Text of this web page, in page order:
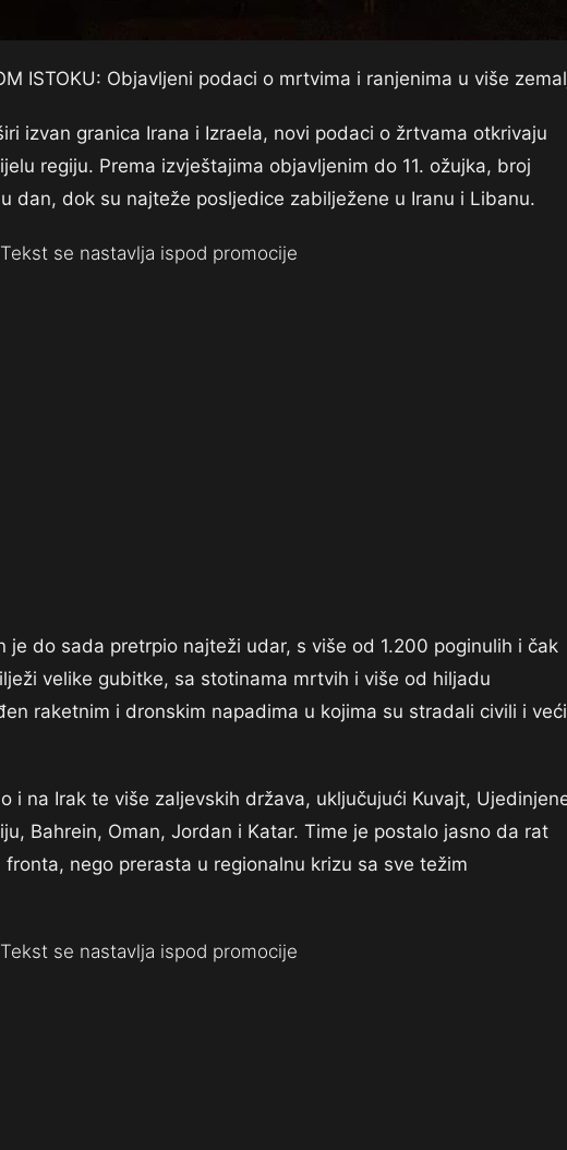
ISTOKU: Objavljeni podaci o mrtvima i ranjenima u više
izvan granica Irana i Izraela, novi podaci o žrtvama otkrivaju
regiju. Prema izvještajima objavljenim do 11. ožujka, broj
dan, dok su najteže posljedice zabilježene u Iranu i Libanu.
Tekst se nastavlja ispod promocije
je do sada pretrpio najteži udar, s više od 1.200 poginulih i čak
velike gubitke, sa stotinama mrtvih i više od hiljadu
raketnim i dronskim napadima u kojima su stradali civili i veći
i na Irak te više zaljevskih država, uključujući Kuvajt,
Bahrein, Oman, Jordan i Katar. Time je postalo jasno da rat
nego prerasta u regionalnu krizu sa sve težim
Tekst se nastavlja ispod promocije